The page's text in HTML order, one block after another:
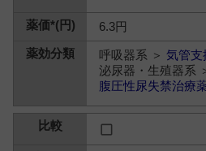
6.3円
呼吸器系 ＞気管支
泌尿器・生殖器系
腹圧性尿失禁治療